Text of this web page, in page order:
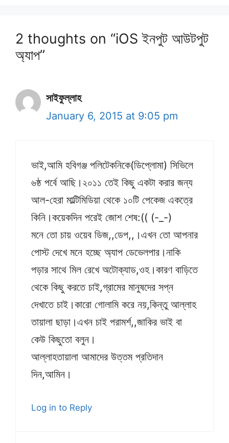
2 thoughts on “iOS ইনপুট আউটপুট
অ্যাপ”
সাইফুল্লাহ
January 6, 2015 at 9:05 pm
ভাই,আমি হবিগঞ্জ পলিটেকনিকে(ডিপ্লোমা) সিভিলে
৬ষ্ঠ পর্বে আছি।২০১১ তেই কিছু একটা করার জন্য
আল-হেরা মাল্টিমিডিয়া থেকে ১০টি পেকেজ একত্রে
কিনি।কয়েকদিন পরেই জোশ শেষ:(( (-_-)
মনে তো চায় ওয়েব ডিজ,,ডেপ,,।এখন তো আপনার
পোস্ট দেখে মনে হচ্ছে অ্যাপ ডেভেলপার।নাকি
পড়ার সাথে মিল রেখে অটোক্যাড,ওহ।কারণ বাড়িতে
থেকে কিছু করতে চাই,গ্রামের মানুষদের সপ্ন
দেখাতে চাই।কারো গোলামি করে নয়,কিন্তু আল্লাহ
তায়ালা ছাড়া।এখন চাই পরামর্শ,,জাকির ভাই বা
কেউ কিছুতো বলুন।
আল্লাহতায়ালা আমাদের উত্তম প্রতিদান
দিন,আমিন।
Log in to Reply